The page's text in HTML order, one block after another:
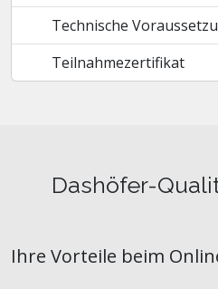
Technische
Teilnahmezertifikat
Dashöfer-
Ihre Vorteile beim